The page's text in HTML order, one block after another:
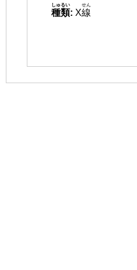
種類
しゅるい
: X線
せん